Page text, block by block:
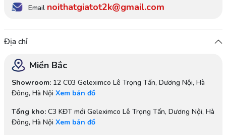
Email noithatgiatot2k@gmail.com
Địa chỉ
Miền Bắc
Showroom:12 C03 Geleximco Lê Trọng Tấn, Dương Nội, Hà
Đông, Hà Nội Xem bản đồ
Tổng kho:C3 KĐT mới Geleximco Lê Trọng Tấn, Dương Nội, Hà
Đông, Hà Nội Xem bản đồ